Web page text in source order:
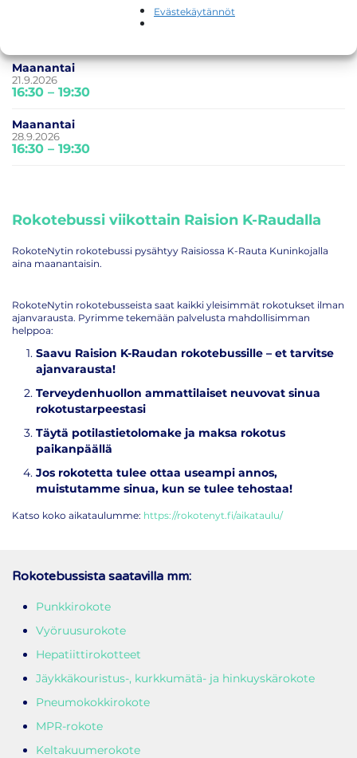
Evästekäytännöt
Maanantai
21.9.2026
16:30 – 19:30
Maanantai
28.9.2026
16:30 – 19:30
Rokotebussi viikottain Raision K-Raudalla
RokoteNytin rokotebussi pysähtyy Raisiossa K-Rauta Kuninkojalla
aina maanantaisin.
RokoteNytin rokotebusseista saat kaikki yleisimmät rokotukset ilman
ajanvarausta. Pyrimme tekemään palvelusta mahdollisimman
helppoa:
Saavu Raision K-Raudan rokotebussille – et tarvitse
ajanvarausta!
Terveydenhuollon ammattilaiset neuvovat sinua
rokotustarpeestasi
Täytä potilastietolomake ja maksa rokotus
paikanpäällä
Jos rokotetta tulee ottaa useampi annos,
muistutamme sinua, kun se tulee tehostaa!
Katso koko aikataulumme: https://rokotenyt.fi/aikataulu/
Rokotebussista saatavilla mm:
Punkkirokote
Vyöruusurokote
Hepatiittirokotteet
Jäykkäkouristus-, kurkkumätä- ja hinkuyskärokote
Pneumokokkirokote
MPR-rokote
Keltakuumerokote